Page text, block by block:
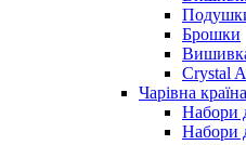
Брошки
Crystal
Чарівна
Набори
Набори